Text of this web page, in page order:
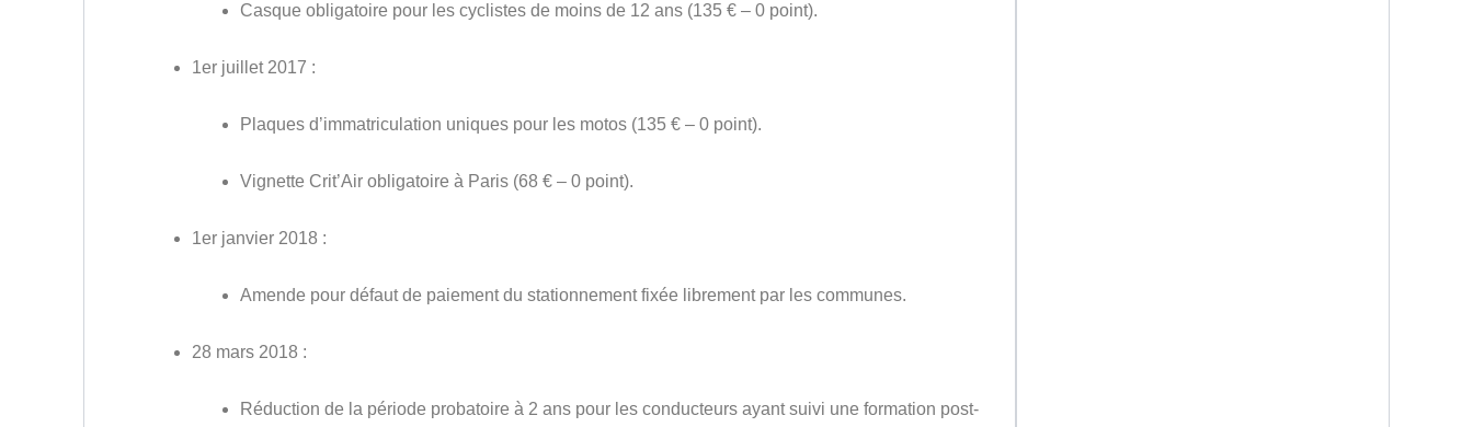
Casque obligatoire pour les cyclistes de moins de 12 ans (135 € – 0 point).
1er juillet 2017 :
Plaques d’immatriculation uniques pour les motos (135 € – 0 point).
Vignette Crit’Air obligatoire à Paris (68 € – 0 point).
1er janvier 2018 :
Amende pour défaut de paiement du stationnement fixée librement par les communes.
28 mars 2018 :
Réduction de la période probatoire à 2 ans pour les conducteurs ayant suivi une formation post-